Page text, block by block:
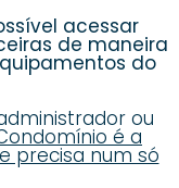
acessar
de maneira
do
ou
é a
precisa num só